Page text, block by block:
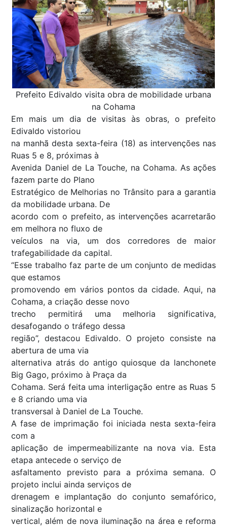
Prefeito Edivaldo visita obra de mobilidade urbana
na Cohama
Em mais um dia de visitas às obras, o prefeito
Edivaldo vistoriou
na manhã desta sexta-feira (18) as intervenções nas
Ruas 5 e 8, próximas à
Avenida Daniel de La Touche, na Cohama. As ações
fazem parte do Plano
Estratégico de Melhorias no Trânsito para a garantia
da mobilidade urbana. De
acordo com o prefeito, as intervenções acarretarão
em melhora no fluxo de
veículos na via, um dos corredores de maior
trafegabilidade da capital.
“Esse trabalho faz parte de um conjunto de medidas
que estamos
promovendo em vários pontos da cidade. Aqui, na
Cohama, a criação desse novo
trecho permitirá uma melhoria significativa,
desafogando o tráfego dessa
região”, destacou Edivaldo. O projeto consiste na
abertura de uma via
alternativa atrás do antigo quiosque da lanchonete
Big Gago, próximo à Praça da
Cohama. Será feita uma interligação entre as Ruas 5
e 8 criando uma via
transversal à Daniel de La Touche.
A fase de imprimação foi iniciada nesta sexta-feira
com a
aplicação de impermeabilizante na nova via. Esta
etapa antecede o serviço de
asfaltamento previsto para a próxima semana. O
projeto inclui ainda serviços de
drenagem e implantação do conjunto semafórico,
sinalização horizontal e
vertical, além de nova iluminação na área e reforma